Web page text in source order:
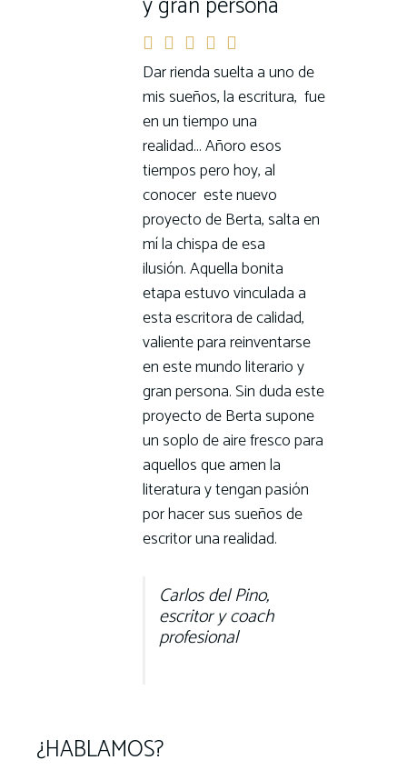
Dar rienda suelta a uno de
mis sueños, la escritura, fue
en un tiempo una
realidad... Añoro esos
tiempos pero hoy, al
conocer este nuevo
proyecto de Berta, salta en
mí la chispa de esa
ilusión. Aquella bonita
etapa estuvo vinculada a
esta escritora de calidad,
valiente para reinventarse
en este mundo literario y
gran persona. Sin duda este
proyecto de Berta supone
un soplo de aire fresco para
aquellos que amen la
literatura y tengan pasión
por hacer sus sueños de
escritor una realidad.
Carlos del Pino,
escritor y coach
profesional
¿HABLAMOS?